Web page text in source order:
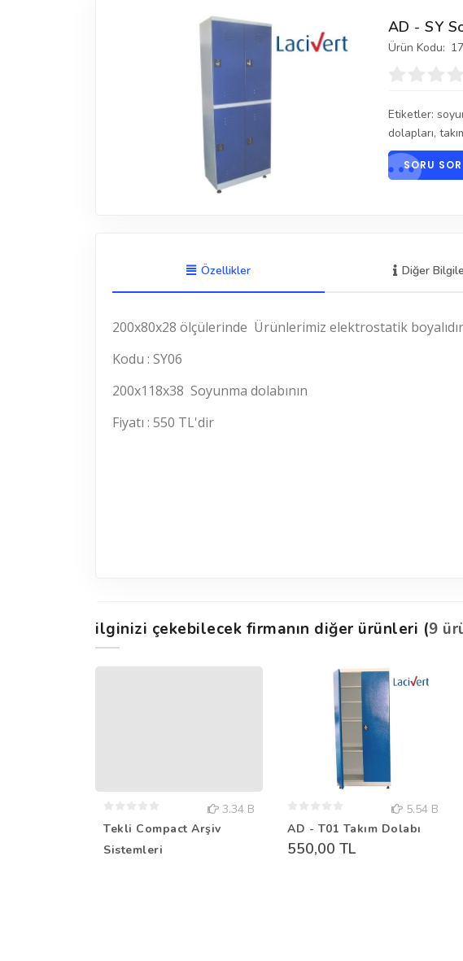
AD - SY
Ürün Kodu:
Etiketler:
dolapları,
SORU SOR
Özellikler Diğer
200x80x28 ölçülerinde Ürünlerimiz elektrostatik
Kodu : SY06
200x118x38 Soyunma dolabının
Fiyatı : 550 TL'dir
ilginizi çekebilecek firmanın diğer ürünleri (9
3.34 B
Tekli Compact Arşiv
Sistemleri
5.54 B
AD - T01 Takım Dolabı
550,00 TL